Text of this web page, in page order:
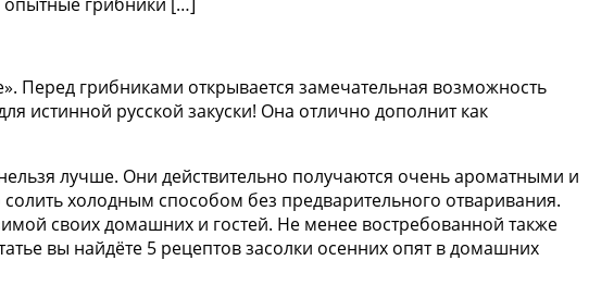
Перед грибниками открывается замечательная возможность
истинной русской закуски! Она отлично дополнит как
лучше. Они действительно получаются очень ароматными и
холодным способом без предварительного отваривания.
своих домашних и гостей. Не менее востребованной также
вы найдёте 5 рецептов засолки осенних опят в домашних